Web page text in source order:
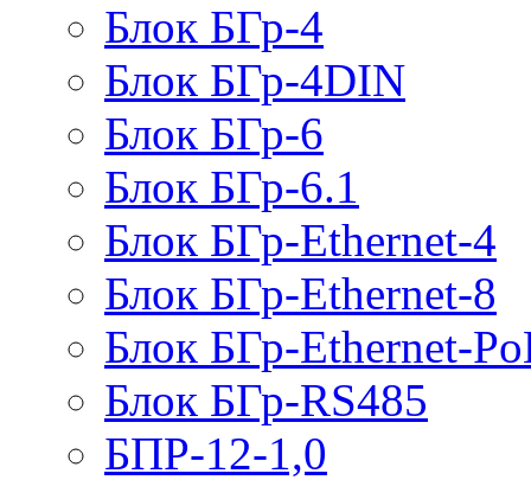
Блок БГр-4
Блок БГр-4DIN
Блок БГр-6
Блок БГр-6.1
Блок БГр-Ethernet-4
Блок БГр-Ethernet-8
Блок БГр-Ethernet-
Блок БГр-RS485
БПР-12-1,0